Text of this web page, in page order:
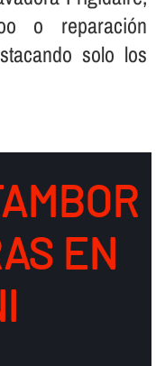
o reparación
solo los
EN